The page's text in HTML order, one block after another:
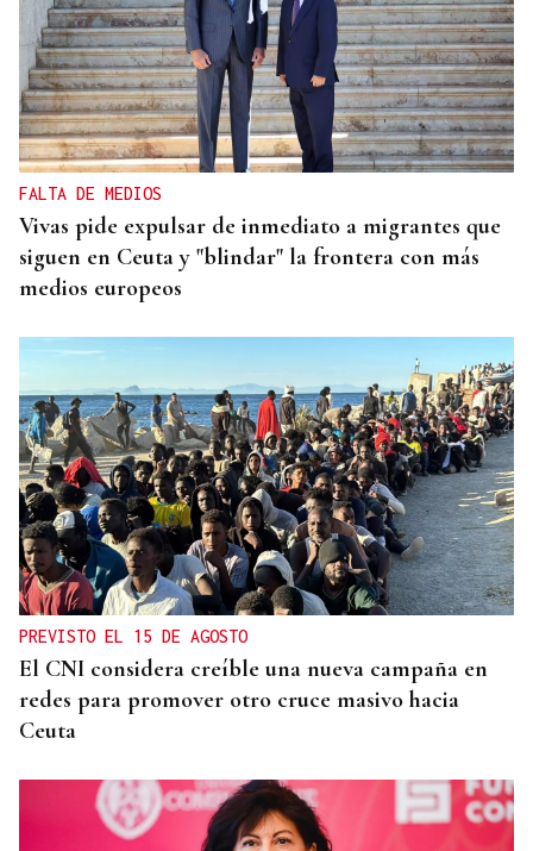
FALTA DE MEDIOS
Vivas pide expulsar de inmediato a migrantes que
siguen en Ceuta y "blindar" la frontera con más
medios europeos
PREVISTO EL 15 DE AGOSTO
El CNI considera creíble una nueva campaña en
redes para promover otro cruce masivo hacia
Ceuta